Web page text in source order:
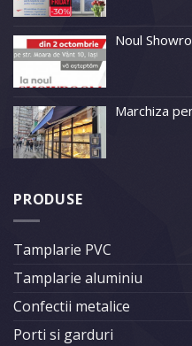
Noul
Marchiza
PRODUSE
Tamplarie PVC
Tamplarie aluminiu
Confectii metalice
Porti si garduri